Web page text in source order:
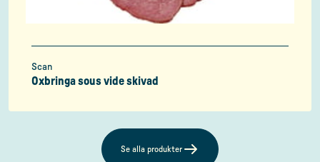
Scan
Oxbringa sous vide skivad
Se alla produkter